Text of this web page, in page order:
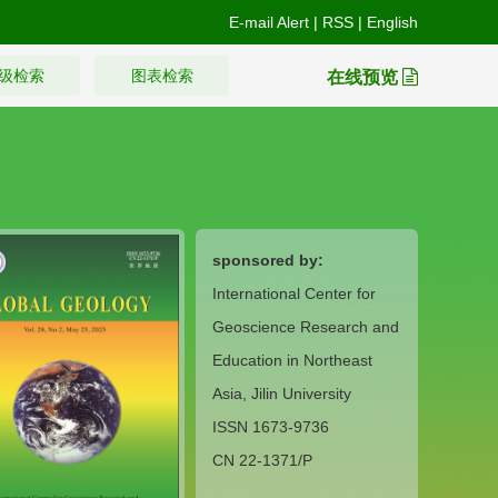
E-mail Alert | RSS | English
在线预览
图表检索
检索
sponsored by:
International Center for
Geoscience Research and
Education in Northeast
Asia, Jilin University
ISSN 1673-9736
CN 22-1371/P